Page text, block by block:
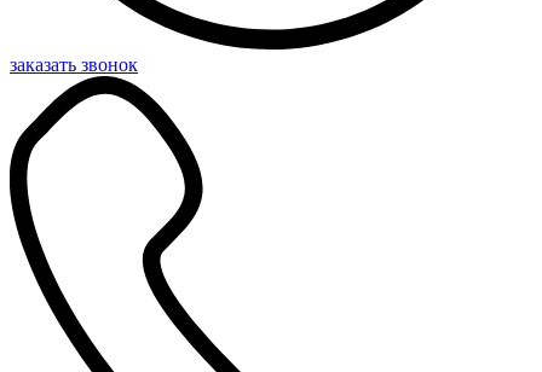
заказать звонок